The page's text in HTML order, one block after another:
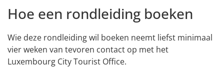
Hoe een rondleiding boeken
Wie deze rondleiding wil boeken neemt liefst minimaal
vier weken van tevoren contact op met het
Luxembourg City Tourist Office.